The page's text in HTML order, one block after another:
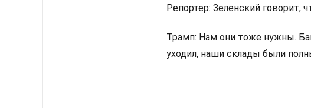
Репортер: Зеленский говорит,
Трамп: Нам они тоже нужны.
уходил, наши склады были